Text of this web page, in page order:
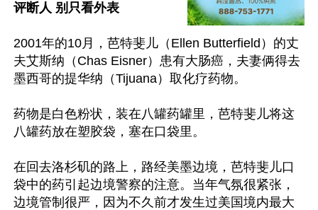
评断人 别只看外表
2001年的10月，芭特斐儿（Ellen Butterfield）的丈
夫艾斯纳（Chas Eisner）患有大肠癌，夫妻俩得去
墨西哥的提华纳（Tijuana）取化疗药物。
药物是白色粉状，装在八罐药罐里，芭特斐儿将这
八罐药放在塑胶袋，塞在口袋里。
在回去洛杉矶的路上，路经美墨边境，芭特斐儿口
袋中的药引起边境警察的注意。当年气氛很紧张，
边境管制很严，因为不久前才发生过美国境内最大